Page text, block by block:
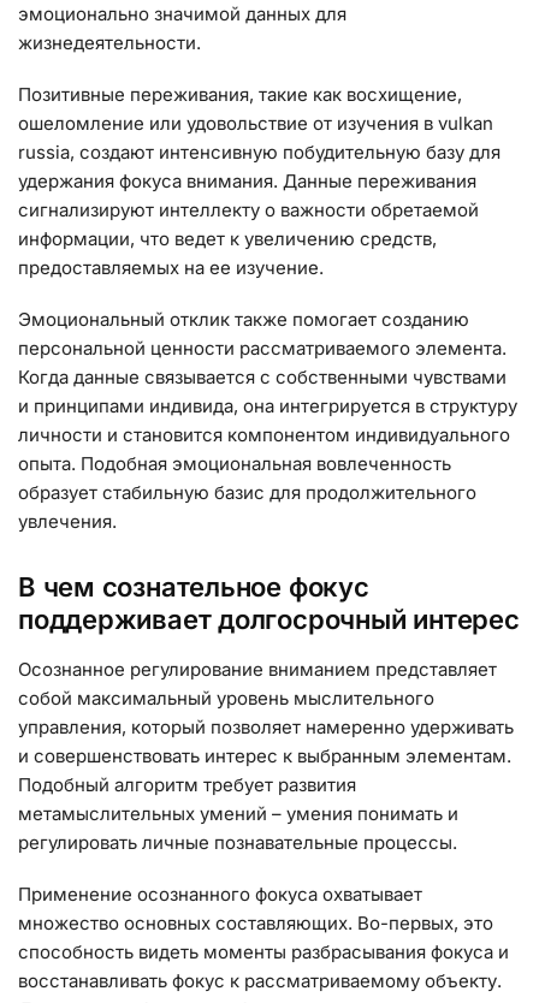
эмоционально значимой данных для
жизнедеятельности.
Позитивные переживания, такие как восхищение,
ошеломление или удовольствие от изучения в vulkan
russia, создают интенсивную побудительную базу для
удержания фокуса внимания. Данные переживания
сигнализируют интеллекту о важности обретаемой
информации, что ведет к увеличению средств,
предоставляемых на ее изучение.
Эмоциональный отклик также помогает созданию
персональной ценности рассматриваемого элемента.
Когда данные связывается с собственными чувствами
и принципами индивида, она интегрируется в структуру
личности и становится компонентом индивидуального
опыта. Подобная эмоциональная вовлеченность
образует стабильную базис для продолжительного
увлечения.
В чем сознательное фокус
поддерживает долгосрочный интерес
Осознанное регулирование вниманием представляет
собой максимальный уровень мыслительного
управления, который позволяет намеренно удерживать
и совершенствовать интерес к выбранным элементам.
Подобный алгоритм требует развития
метамыслительных умений – умения понимать и
регулировать личные познавательные процессы.
Применение осознанного фокуса охватывает
множество основных составляющих. Во-первых, это
способность видеть моменты разбрасывания фокуса и
восстанавливать фокус к рассматриваемому объекту.